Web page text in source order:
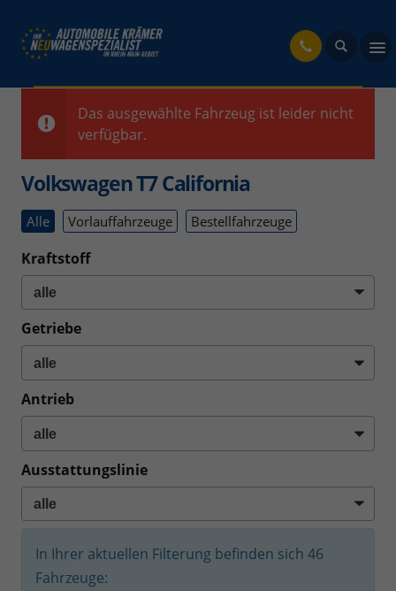
Das ausgewählte Fahrzeug ist leider nicht
verfügbar.
Volkswagen T7 California
Alle Vorlauffahrzeuge Bestellfahrzeuge
Kraftstoff
Getriebe
Antrieb
Ausstattungslinie
In Ihrer aktuellen Filterung befinden sich 46
Fahrzeuge: